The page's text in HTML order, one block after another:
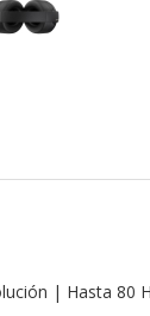
| Hasta 80